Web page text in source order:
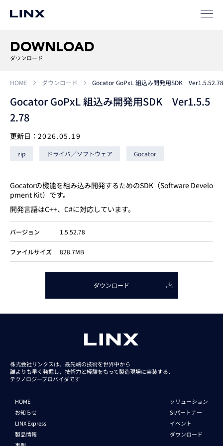
SIパートナー
新卒 採用
DOWNLOAD
ダウンロード
HOME ダウンロード Gocator GoPxL 組込み開発用SDK Ver1.5.52.78
Gocator GoPxL 組込み開発用SDK Ver1.5.5
2.78
更新日： 2026.05.19
zip ドライバ／ソフトウェア Gocator
Gocatorの機能を組み込み開発するためのSDK（Software Develo
pment Kit）です。
開発言語はC++、C#に対応しています。
バージョン 1.5.52.78
ファイルサイズ 828.7MB
ダウンロード
株式会社リンクスは、最先端の技術を世界中から
誰よりも早く発掘し、技術力と経験をもって製造現場に実装する、
テクノロジープロバイダです
HOME
お知らせ
LINX Express
製品情報
ソリューション
SIパートナー
イベント
ダウンロード